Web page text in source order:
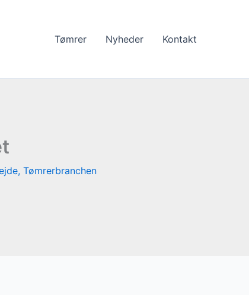
Tømrer Nyheder Kontakt
, Tømrerbranchen